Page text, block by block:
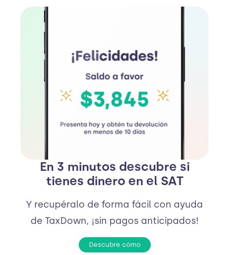
En 3 minutos descubre si
tienes dinero en el SAT
Y recupéralo de forma fácil con ayuda
de TaxDown, ¡sin pagos anticipados!
Descubre cómo